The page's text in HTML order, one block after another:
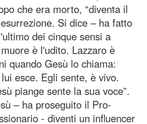
che era morto, “diventa il
Si dice – ha fatto
dei cinque sensi a
è l'udito. Lazzaro è
quando Gesù lo chiama:
esce. Egli sente, è vivo.
piange sente la sua voce”.
– ha proseguito il Pro-
- diventi un influencer